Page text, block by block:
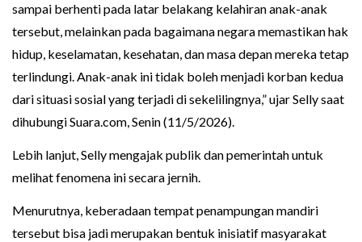
sampai berhenti pada latar belakang kelahiran anak-anak
tersebut, melainkan pada bagaimana negara memastikan hak
hidup, keselamatan, kesehatan, dan masa depan mereka tetap
terlindungi. Anak-anak ini tidak boleh menjadi korban kedua
dari situasi sosial yang terjadi di sekelilingnya,” ujar Selly saat
dihubungi Suara.com, Senin (11/5/2026).
Lebih lanjut, Selly mengajak publik dan pemerintah untuk
melihat fenomena ini secara jernih.
Menurutnya, keberadaan tempat penampungan mandiri
tersebut bisa jadi merupakan bentuk inisiatif masyarakat